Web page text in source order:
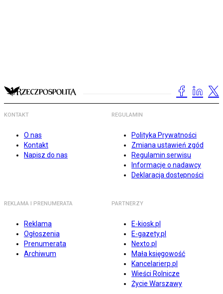
KONTAKT
O nas
Kontakt
Napisz do nas
REGULAMIN
Polityka Prywatności
Zmiana ustawień zgód
Regulamin serwisu
Informacje o nadawcy
Deklaracja dostępności
REKLAMA I PRENUMERATA
Reklama
Ogłoszenia
Prenumerata
Archiwum
PARTNERZY
E-kiosk.pl
E-gazety.pl
Nexto.pl
Mała księgowość
Kancelarierp.pl
Wieści Rolnicze
Życie Warszawy